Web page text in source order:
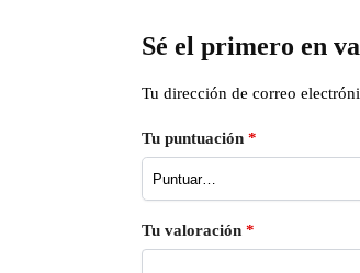
Sé el primero en
Tu dirección de correo
Tu puntuación *
Tu valoración *